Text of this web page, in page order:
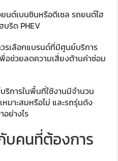
ต์เบนซินหรือดีเซล รถยนต์ไฮ
ริด PHEV
เลือกแบรนด์ที่มีศูนย์บริการ
อช่วยลดความเสี่ยงด้านค่าซ่อม
การในพื้นที่ใช้งานมีจำนวน
มาะสมหรือไม่ และรถรุ่นดัง
ย่างไร
บคนที่ต้องการ